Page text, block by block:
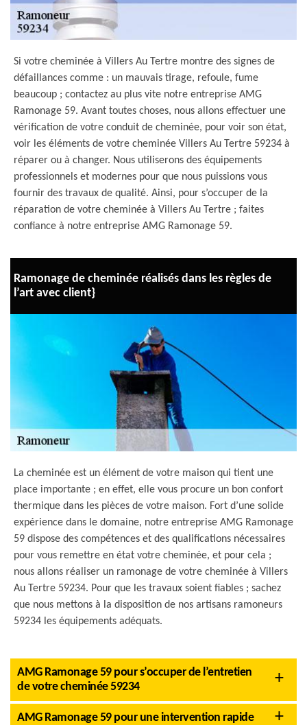
Si votre cheminée à Villers Au Tertre montre des signes de
défaillances comme : un mauvais tirage, refoule, fume
beaucoup ; contactez au plus vite notre entreprise AMG
Ramonage 59. Avant toutes choses, nous allons effectuer une
vérification de votre conduit de cheminée, pour voir son état,
voir les éléments de votre cheminée Villers Au Tertre 59234 à
réparer ou à changer. Nous utiliserons des équipements
professionnels et modernes pour que nous puissions vous
fournir des travaux de qualité. Ainsi, pour s’occuper de la
réparation de votre cheminée à Villers Au Tertre ; faites
confiance à notre entreprise AMG Ramonage 59.
Ramonage de cheminée réalisés dans les règles de
l’art avec client}
La cheminée est un élément de votre maison qui tient une
place importante ; en effet, elle vous procure un bon confort
thermique dans les pièces de votre maison. Fort d’une solide
expérience dans le domaine, notre entreprise AMG Ramonage
59 dispose des compétences et des qualifications nécessaires
pour vous remettre en état votre cheminée, et pour cela ;
nous allons réaliser un ramonage de votre cheminée à Villers
Au Tertre 59234. Pour que les travaux soient fiables ; sachez
que nous mettons à la disposition de nos artisans ramoneurs
59234 les équipements adéquats.
AMG Ramonage 59 pour s’occuper de l’entretien
de votre cheminée 59234
AMG Ramonage 59 pour une intervention rapide